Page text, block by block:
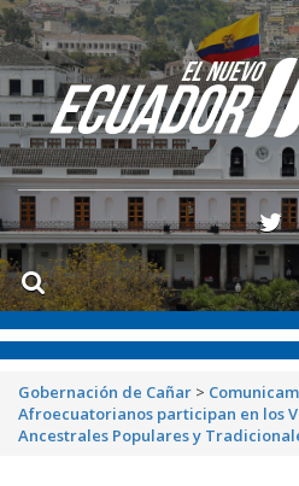
Gobernación de Cañar >
Afroecuatorianos participan en los
Ancestrales Populares y